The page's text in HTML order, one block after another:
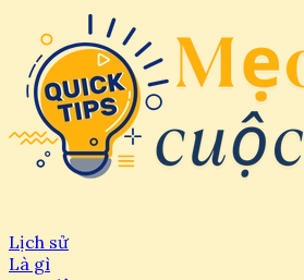
Lịch sử
Là gì